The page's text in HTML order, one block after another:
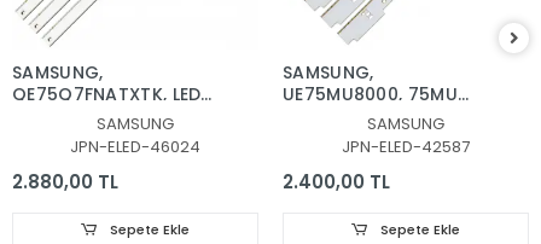
SAMSUNG,
QE75Q7FNATXTK, LED
BAR, BACKLIGHT, BN96-
46024A, CY-
QN075FLAV3H, V8Q7-
750SM0-R1
SAMSUNG
JPN-ELED-46024
2.880,00 TL
Sepete Ekle
SAMSUNG,
UE75MU8000, 75MU
7.8.9-51EA-171018, LED
BAR, BN96-42587A,
BN96-42588A
SAMSUNG
JPN-ELED-42587
2.400,00 TL
Sepete Ekle